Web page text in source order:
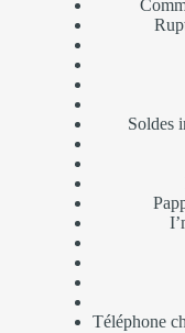
Soldes
Téléphone